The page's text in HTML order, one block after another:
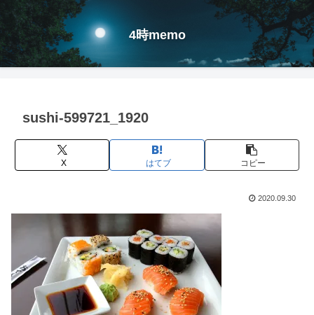
4時memo
sushi-599721_1920
X はてブ コピー
2020.09.30